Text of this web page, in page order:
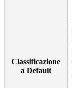
Classificazione
a Default